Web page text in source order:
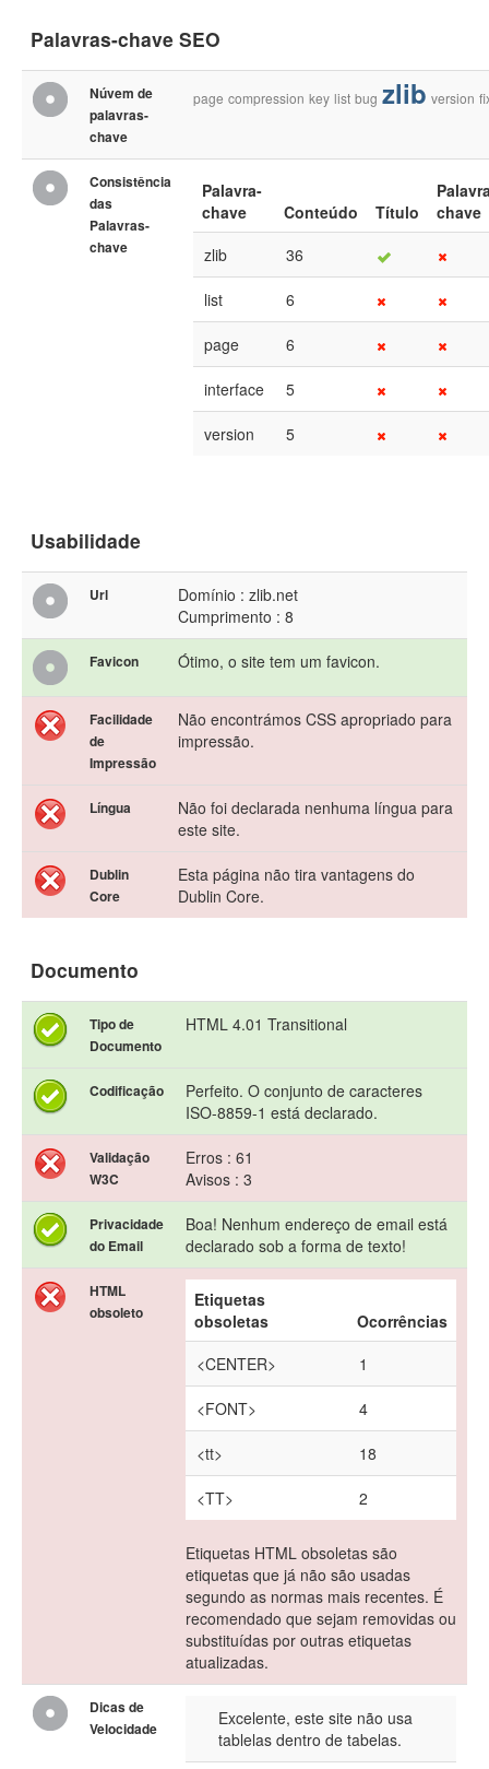
Palavras-chave SEO
Núvem de
palavras-
chave
page compression key list bug zlib version
Consistência
das
Palavras-
chave
Palavra-
chave
Conteúdo Título
chave
zlib
36
list 6
page 6
interface 5
version 5
Usabilidade
Url
Domínio : zlib.net
Cumprimento : 8
Favicon Ótimo, o site tem um favicon.
Facilidade
de
Impressão
Não encontrámos CSS apropriado para
impressão.
Língua
Não foi declarada nenhuma língua para
este site.
Dublin
Core
Esta página não tira vantagens do
Dublin Core.
Documento
Tipo de
Documento
HTML 4.01 Transitional
Codificação
Perfeito. O conjunto de caracteres
ISO-8859-1 está declarado.
Validação
W3C
Erros : 61
Avisos : 3
Privacidade
do Email
Boa! Nenhum endereço de email está
declarado sob a forma de texto!
HTML
obsoleto
Etiquetas
obsoletas
Ocorrências
<CENTER>
1
<FONT> 4
<tt> 18
<TT> 2
Etiquetas HTML obsoletas são
etiquetas que já não são usadas
segundo as normas mais recentes. É
recomendado que sejam removidas ou
substituídas por outras etiquetas
atualizadas.
Dicas de
Velocidade
Excelente, este site não usa
tablelas dentro de tabelas.